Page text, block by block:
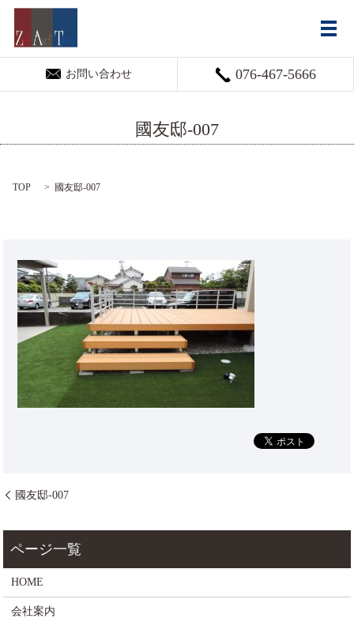
お問い合わせ 076-467-5666
メ
國友邸-007
TOP 國友邸-007
國友邸-007
HOME
会社案内